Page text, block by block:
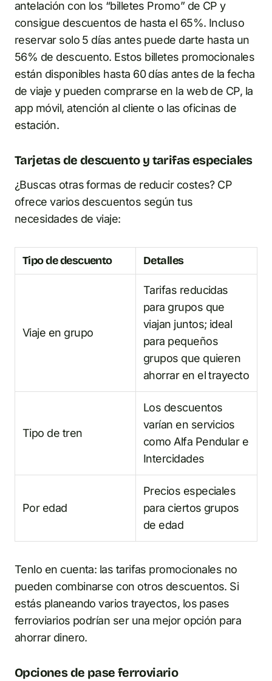
antelación con los “billetes Promo” de CP y
consigue descuentos de hasta el 65%. Incluso
reservar solo 5 días antes puede darte hasta un
56% de descuento. Estos billetes promocionales
están disponibles hasta 60 días antes de la fecha
de viaje y pueden comprarse en la web de CP, la
app móvil, atención al cliente o las oficinas de
estación.
Tarjetas de descuento y tarifas especiales
¿Buscas otras formas de reducir costes? CP
ofrece varios descuentos según tus
necesidades de viaje:
Tipo de descuento Detalles
Viaje en grupo
Tarifas reducidas
para grupos que
viajan juntos; ideal
para pequeños
grupos que quieren
ahorrar en el trayecto
Tipo de tren
Los descuentos
varían en servicios
como Alfa Pendular e
Intercidades
Por edad
Precios especiales
para ciertos grupos
de edad
Tenlo en cuenta: las tarifas promocionales no
pueden combinarse con otros descuentos. Si
estás planeando varios trayectos, los pases
ferroviarios podrían ser una mejor opción para
ahorrar dinero.
Opciones de pase ferroviario